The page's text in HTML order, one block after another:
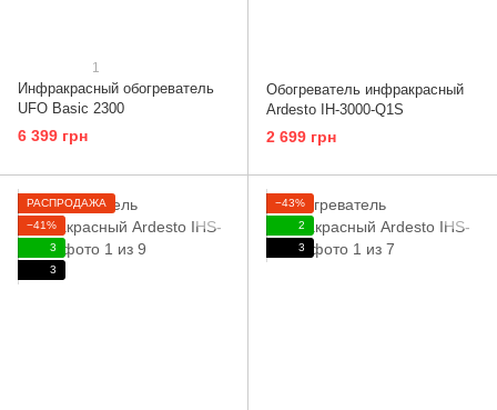
1
Инфракрасный обогреватель
UFO Basic 2300
6 399 грн
Обогреватель инфракрасный
Ardesto IH-3000-Q1S
2 699 грн
РАСПРОДАЖА
−41%
3
3
−43%
2
3